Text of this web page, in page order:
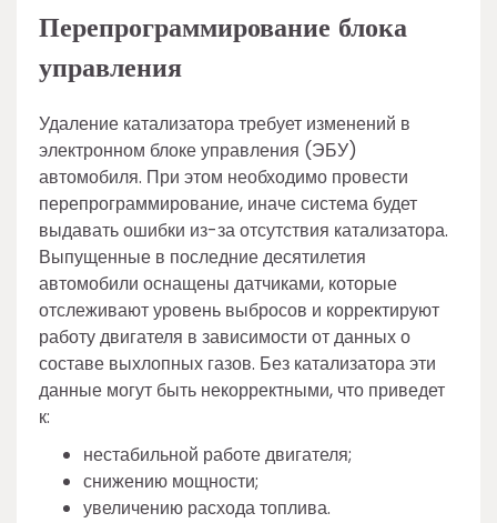
Перепрограммирование блока
управления
Удаление катализатора требует изменений в
электронном блоке управления (ЭБУ)
автомобиля. При этом необходимо провести
перепрограммирование, иначе система будет
выдавать ошибки из-за отсутствия катализатора.
Выпущенные в последние десятилетия
автомобили оснащены датчиками, которые
отслеживают уровень выбросов и корректируют
работу двигателя в зависимости от данных о
составе выхлопных газов. Без катализатора эти
данные могут быть некорректными, что приведет
к:
нестабильной работе двигателя;
снижению мощности;
увеличению расхода топлива.